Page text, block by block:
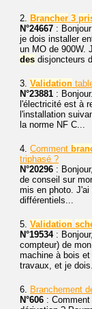
2. Brancher 3
N°24667 :
je dois installer
un MO de 900W.
des disjoncteurs
3. Validation
N°23881 :
l'électricité est à
l'installation
la norme NF C...
4. Comment
triphasé ?
N°20296 :
de conseil sur
mis en photo. J'ai
différentiels...
5. Validation
N°19534:
compteur) de
machine à bois
travaux, et je
6. Branchement
N°606 : Comment